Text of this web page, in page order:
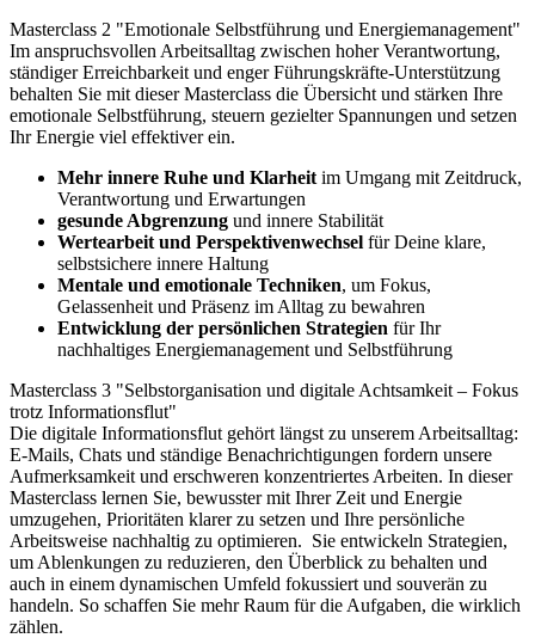
Masterclass 2 "Emotionale Selbstführung und Energiemanagement"
Im anspruchsvollen Arbeitsalltag zwischen hoher Verantwortung,
ständiger Erreichbarkeit und enger Führungskräfte-Unterstützung
behalten Sie mit dieser Masterclass die Übersicht und stärken Ihre
emotionale Selbstführung, steuern gezielter Spannungen und setzen
Ihr Energie viel effektiver ein.
Mehr innere Ruhe und Klarheit im Umgang mit Zeitdruck,
Verantwortung und Erwartungen
gesunde Abgrenzung und innere Stabilität
Wertearbeit und Perspektivenwechsel für Deine klare,
selbstsichere innere Haltung
Mentale und emotionale Techniken, um Fokus,
Gelassenheit und Präsenz im Alltag zu bewahren
Entwicklung der persönlichen Strategien für Ihr
nachhaltiges Energiemanagement und Selbstführung
Masterclass 3 "Selbstorganisation und digitale Achtsamkeit – Fokus
trotz Informationsflut"
Die digitale Informationsflut gehört längst zu unserem Arbeitsalltag:
E-Mails, Chats und ständige Benachrichtigungen fordern unsere
Aufmerksamkeit und erschweren konzentriertes Arbeiten. In dieser
Masterclass lernen Sie, bewusster mit Ihrer Zeit und Energie
umzugehen, Prioritäten klarer zu setzen und Ihre persönliche
Arbeitsweise nachhaltig zu optimieren. Sie entwickeln Strategien,
um Ablenkungen zu reduzieren, den Überblick zu behalten und
auch in einem dynamischen Umfeld fokussiert und souverän zu
handeln. So schaffen Sie mehr Raum für die Aufgaben, die wirklich
zählen.